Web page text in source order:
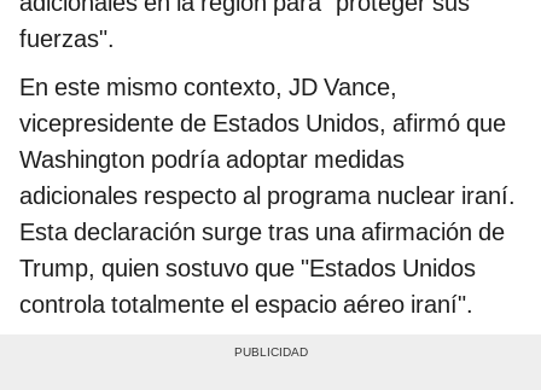
fuerzas".
En este mismo contexto, JD Vance,
vicepresidente de Estados Unidos, afirmó que
Washington podría adoptar medidas
adicionales respecto al programa nuclear iraní.
Esta declaración surge tras una afirmación de
Trump, quien sostuvo que "Estados Unidos
controla totalmente el espacio aéreo iraní".